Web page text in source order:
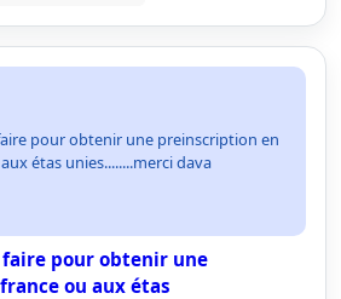
pour obtenir une preinscription en
étas unies........merci dava
pour obtenir une
ou aux étas